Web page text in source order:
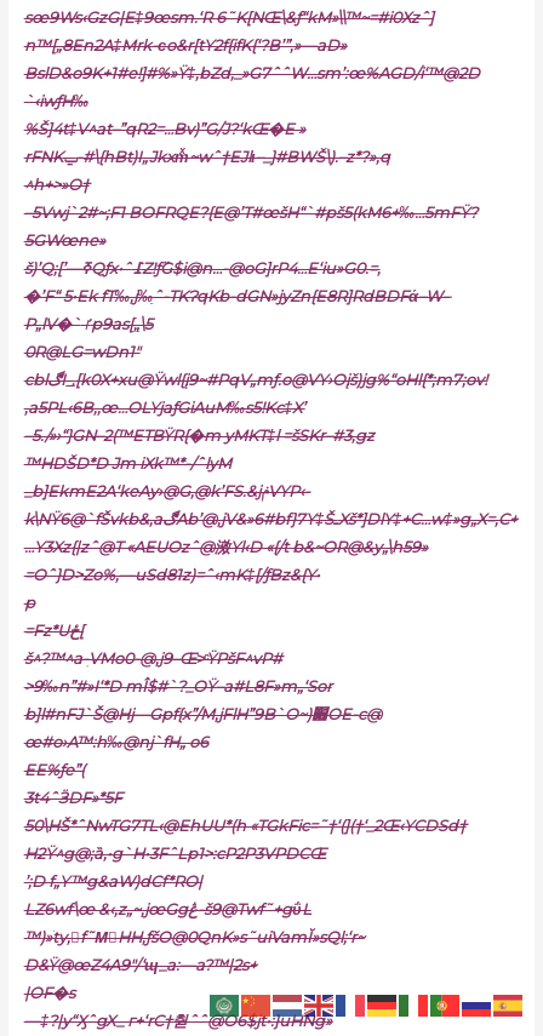
sœ9Ws‹GzG|E‡9œsm.‘R 6˜K[NŒ\&ƒ“kM»\\™~=#i0Xzˆ]
n™[„8En2A‡Mrk-ϲo&r[tY2f{ifK{‘?B’”‚»—aD»
BslD&o9K+1#e!]#%»Ÿ‡,bZd‚_»G7ˆˆW…sm’:œ%AGD/i‘™@2D
`‹iwƒH‰
%Š]4t‡V^at–”qR2=…Bv)”G/J?‘kŒ�E »
rFNKݐ-#\{hBt)I„Jkxmͯ~wˆ†EJlι–_}#BWŠ\).–z*?»‚q
^h+>»O†
–5Vwj`2#~;F1 BOFRQE?{E@’T#œšH“`#pš5(kM6+‰…5mFŸ?
5GWœne»
š)’Q;[’—ߧQƒx•ˆ߁Z!ƒ߳G$i@n…-@oG]rP4…E‘iu»G0.=‚
�’F“ 5•Ek fT‰,j‰ֵˆ-TKɁqKb-dGN»jyZn{E8R]RdBDFά–W–
P„lV�`ٵp9as[„ֵ\5
0R@LG=wDn1″
cblڰI؀[k0X+xu@Ÿwl{į9~#PqV„mƒ.o@VY›Oįš)jg%“oHl{*;m7;ov!
‚a5PL‹6B‚,œ…OLYjaƒGiAuM‰s5!Kc‡X’
–5./»›“}GN–2(™ETBŸR{�m yMKT‡l =šSKr–#3,gz
™HDŠD*D Jm iXk™*-/ˆlyM
_b]EkmE2A‘keAy›@G,@k’FS.&jݥVYP‹-
k\NŸ6@`fŠvkb&‚aڰAb’@,jV&»6#bf}7Y‡ŠـXš*]DlY‡+C…w‡»g„X=,C+
…Y3Xz{|zˆ@T «AEUOzˆ@滧Yl‹D «{/t b&~OR@&y„\h59»
=Oˆ}D>Zo%‚—uSd81z)=ˆ‹mK‡[/ƒBz&{Y•
p
=Fz*Uځ[
š^?™^a-ֽVMo0-@‚j9–Œ>ͨŸPšF^vP#
>9‰n”#»I‘*D mÎ$#`?_OŸ–a#L8F»m„‘Sor
b]l#nFJ`Š@Hj—Gpf{x”/M,jFlH”9B`O~)׏OE-c@
œ#o›A™:h‰@nj`fH„ o6
EE%ƒe”(
3t4ˆӞDF»*5F
50\HŠ*ˆNwTG7TL‹@EhUU*(h «TGkFic=˜†‘(](†‘_2Œ‹YCDSd†
H2Ÿ^g@;ȁ,•g`H•3FˆLp1>:cP2P3VPDCŒ
’;D f„Y™g&aW)dCf*RO|
LZ6wf\œ &‹,z„~‚jœGgڠ-š9@Twf˜+gΰL
™)»ֺty‚f˜MٰHH,ƒšO@0QnK»s˜uiVamĬ»sQl;‘r~
D&Ÿ@œZ4A9″/‘ɰ_a:—a?™|2s+
|OF�s
—‡?|y“ӼˆgX_ г+‘rC†췯ˆˆ@O6$jt•:}uHNg»